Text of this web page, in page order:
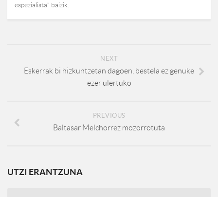
espezialista” baizik.
NEXT
Eskerrak bi hizkuntzetan dagoen, bestela ez genuke
ezer ulertuko
PREVIOUS
Baltasar Melchorrez mozorrotuta
UTZI ERANTZUNA